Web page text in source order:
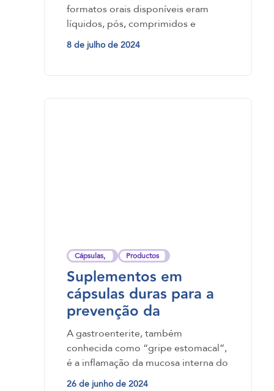
cápsulas, softgels,
mastigáveis e gomas
formatos orais disponíveis eram
líquidos, pós, comprimidos e
cápsulas. Atualmente, existe uma
ampla…
8 de julho de 2024
Cápsulas, Productos
Suplementos em
cápsulas duras para a
prevenção da
gastroenterite
A gastroenterite, também
conhecida como “gripe estomacal”,
é a inflamação da mucosa interna do
estômago e do intestino, causada…
26 de junho de 2024